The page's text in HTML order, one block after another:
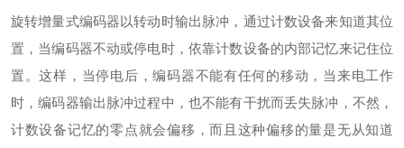
旋转增量式编码器以转动时输出脉冲，通过计数设备来知道其位
置，当编码器不动或停电时，依靠计数设备的内部记忆来记住位
置。这样，当停电后，编码器不能有任何的移动，当来电工作
时，编码器输出脉冲过程中，也不能有干扰而丢失脉冲，不然，
计数设备记忆的零点就会偏移，而且这种偏移的量是无从知道